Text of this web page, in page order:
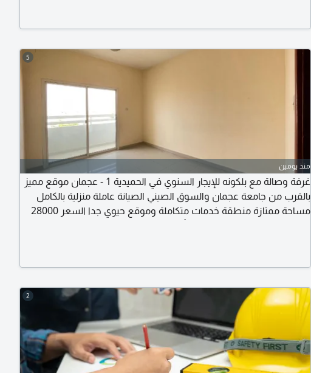
مساحات واسعة، سقف
5
منذ يومين
غرفة وصالة مع بلكونه للإيجار السنوي في الحميدية 1 - عجمان موقع مميز
بالقرب من جامعة عجمان والسوق الصيني الصيانة عاملة منزلية بالكامل
مساحة ممتازة منطقة خدمات متكاملة وموقع حيوي جدا السعر 28000
2